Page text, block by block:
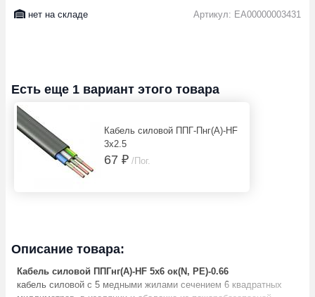
нет на складе Артикул: EA00000003431
Есть еще 1 вариант этого товара
Кабель силовой ППГ-Пнг(А)-HF
3х2.5
67 ₽ /Пог.
Описание товара:
Кабель силовой ППГнг(А)-HF 5x6 ок(N, PE)-0.66
кабель силовой с 5 медными жилами сечением 6 квадратных